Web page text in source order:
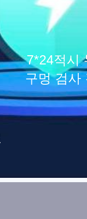
7*24적시
구멍 검사